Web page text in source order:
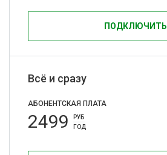
ПОДКЛЮЧИТЬ
Всё и сразу
АБОНЕНТСКАЯ ПЛАТА
2499
РУБ
ГОД